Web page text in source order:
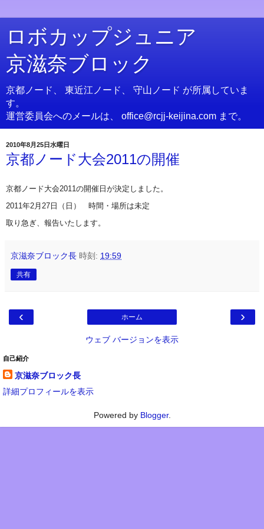
ロボカップジュニア
京滋奈ブロック
京都ノード、 東近江ノード、 守山ノード が所属していま
す。
運営委員会へのメールは、 office@rcjj-keijina.com まで。
2010年8月25日水曜日
京都ノード大会2011の開催
京都ノード大会2011の開催日が決定しました。
2011年2月27日（日） 時間・場所は未定
取り急ぎ、報告いたします。
京滋奈ブロック長 時刻: 19:59
共有
‹ ›
ホーム
ウェブ バージョンを表示
自己紹介
京滋奈ブロック長
詳細プロフィールを表示
Powered by Blogger.